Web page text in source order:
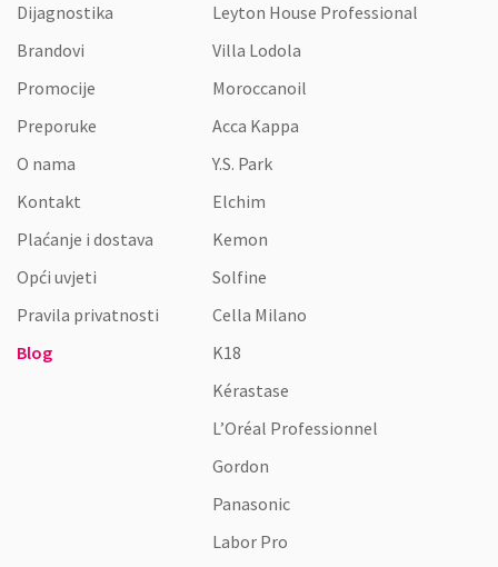
Dijagnostika
Brandovi
Promocije
Preporuke
O nama
Kontakt
Plaćanje i dostava
Opći uvjeti
Pravila privatnosti
Blog
Leyton House Professional
Villa Lodola
Moroccanoil
Acca Kappa
Y.S. Park
Elchim
Kemon
Solfine
Cella Milano
K18
Kérastase
L’Oréal Professionnel
Gordon
Panasonic
Labor Pro